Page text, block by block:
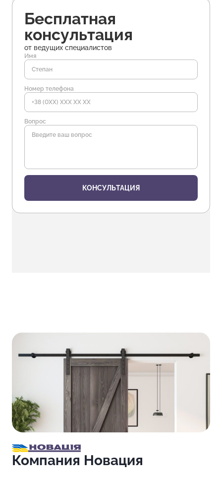
Бесплатная
консультация
от ведущих специалистов
Имя
Номер телефона
Вопрос
Компания Новация